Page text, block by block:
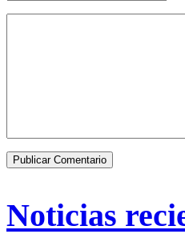
Noticias